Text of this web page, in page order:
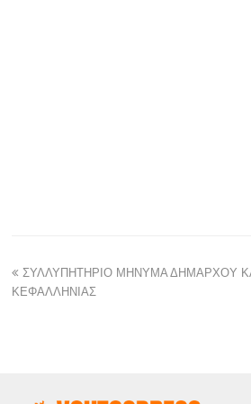
ΣΥΛΛΥΠΗΤΗΡΙΟ ΜΗΝΥΜΑ ΔΗΜΑΡΧΟΥ
ΚΕΦΑΛΛΗΝΙΑΣ